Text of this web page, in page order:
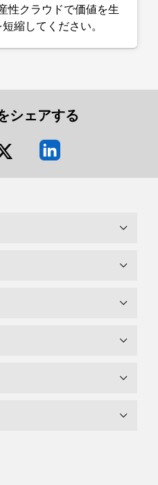
性クラウドで価値を生
縮してください。
シェアする